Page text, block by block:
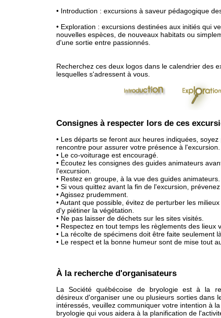
• Introduction : excursions à saveur pédagogique
• Exploration : excursions destinées aux initiés qui
nouvelles espèces, de nouveaux habitats ou
d'une sortie entre passionnés.
Recherchez ces deux logos dans le calendrier des
lesquelles s'adressent à vous.
Consignes à respecter lors de ces
• Les départs se feront aux heures indiquées,
rencontre pour assurer votre présence à l'excursion.
• Le co-voiturage est encouragé.
• Écoutez les consignes des guides animateurs
l'excursion.
• Restez en groupe, à la vue des guides animateurs.
• Si vous quittez avant la fin de l'excursion,
• Agissez prudemment.
• Autant que possible, évitez de perturber les
d'y piétiner la végétation.
• Ne pas laisser de déchets sur les sites visités.
• Respectez en tout temps les règlements des lieux
• La récolte de spécimens doit être faite seulement
• Le respect et la bonne humeur sont de mise tout
À la recherche d'organisateurs
La Société québécoise de bryologie est à la
désireux d'organiser une ou plusieurs sorties dans
intéressés, veuillez communiquer votre intention à
bryologie qui vous aidera à la planification de